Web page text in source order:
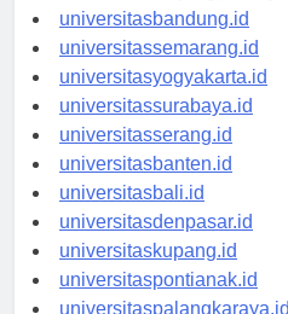
universitastanjungpinang.id
universitasbandung.id
universitassemarang.id
universitasyogyakarta.id
universitassurabaya.id
universitasserang.id
universitasbanten.id
universitasbali.id
universitasdenpasar.id
universitaskupang.id
universitaspontianak.id